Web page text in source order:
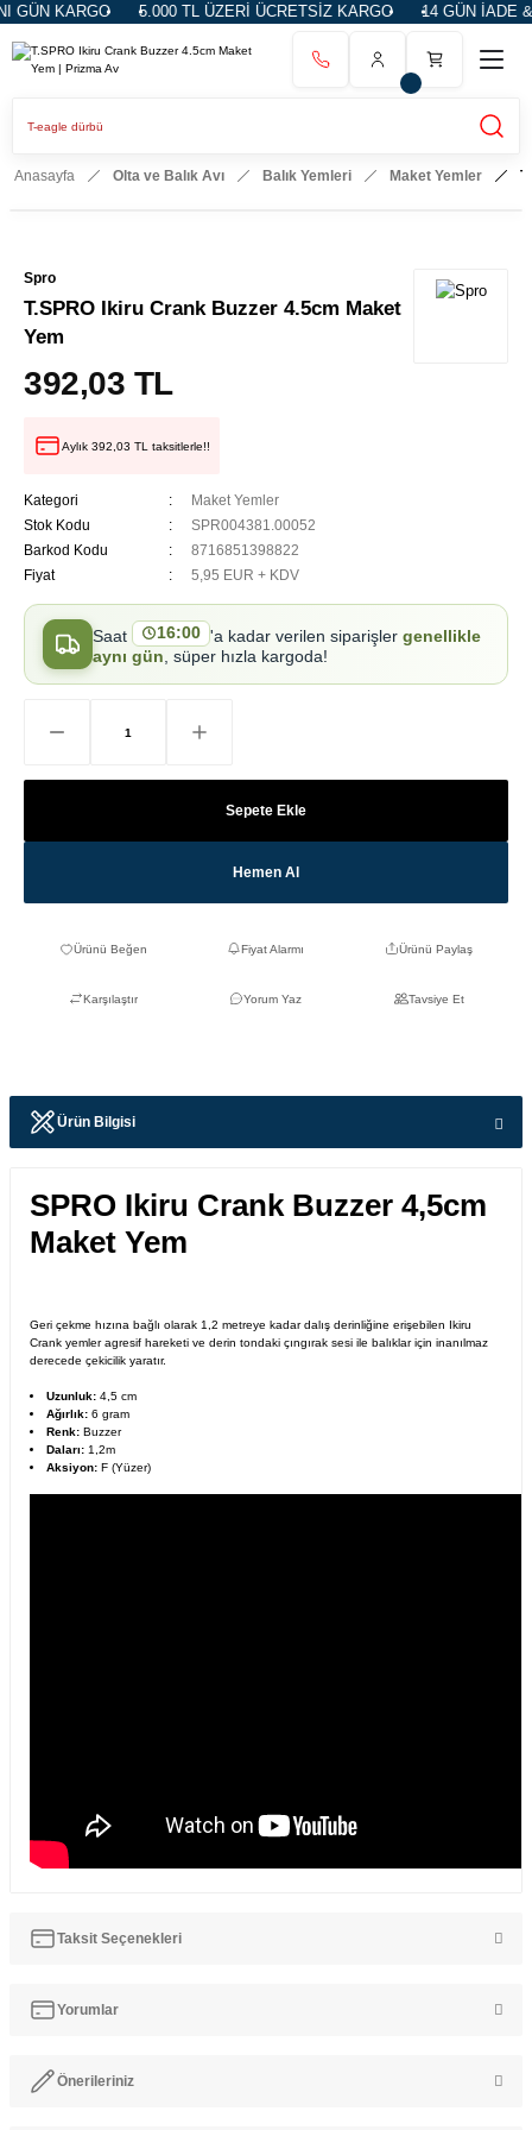
KARGO 5.000 TL ÜZERİ ÜCRETSİZ KARGO 14 GÜN İADE &
Anasayfa Olta ve Balık Avı Balık Yemleri Maket Yemler
Spro
T.SPRO Ikiru Crank Buzzer 4.5cm Maket
Yem
392,03 TL
Aylık 392,03 TL taksitlerle!!
Kategori
Maket Yemler
Stok Kodu
SPR004381.00052
Barkod Kodu
8716851398822
Fiyat
5,95 EUR + KDV
Saat 16:00 'a kadar verilen siparişler genellikle
aynı gün, süper hızla kargoda!
Sepete Ekle
Hemen Al
Fiyat Alarmı Ürünü Paylaş
Karşılaştır Yorum Yaz Tavsiye Et
Ürün Bilgisi
SPRO Ikiru Crank Buzzer 4,5cm
Maket Yem
Geri çekme hızına bağlı olarak 1,2 metreye kadar dalış derinliğine erişebilen Ikiru
Crank yemler agresif hareketi ve derin tondaki çıngırak sesi ile balıklar için inanılmaz
derecede çekicilik yaratır.
Uzunluk: 4,5 cm
Ağırlık: 6 gram
Renk: Buzzer
Daları: 1,2m
Aksiyon: F (Yüzer)
Taksit Seçenekleri
Yorumlar
Önerileriniz